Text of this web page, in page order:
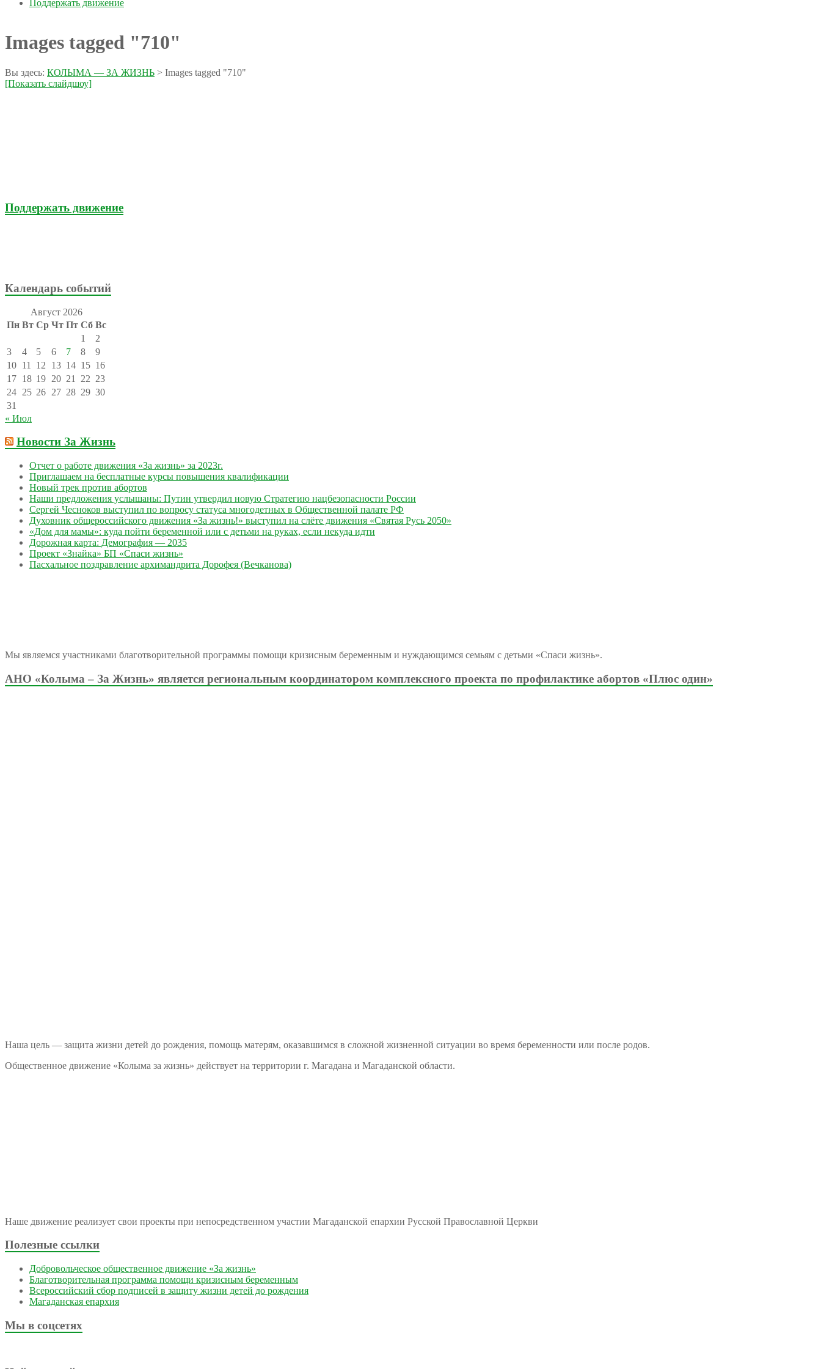
Поддержать движение
Images tagged "710"
Вы здесь: КОЛЫМА — ЗА ЖИЗНЬ > Images tagged "710"
[Показать слайдшоу]
Поддержать движение
Календарь событий
Август 2026
Пн Вт Ср Чт Пт Сб Вс
1
2
3
4 5 6 7 8
9
10 11 12 13 14 15 16
17 18 19 20 21 22 23
24 25 26 27 28 29 30
31
« Июл
Новости За Жизнь
Отчет о работе движения «За жизнь» за 2023г.
Приглашаем на бесплатные курсы повышения квалификации
Новый трек против абортов
Наши предложения услышаны: Путин утвердил новую Стратегию нацбезопасности России
Сергей Чесноков выступил по вопросу статуса многодетных в Общественной палате РФ
Духовник общероссийского движения «За жизнь!» выступил на слёте движения «Святая Русь 2050»
«Дом для мамы»: куда пойти беременной или с детьми на руках, если некуда идти
Дорожная карта: Демография — 2035
Проект «Знайка» БП «Спаси жизнь»
Пасхальное поздравление архимандрита Дорофея (Вечканова)
Мы являемся участниками благотворительной программы помощи кризисным беременным и нуждающимся семьям с детьми «Спаси жизнь».
АНО «Колыма – За Жизнь» является региональным координатором комплексного проекта по профилактике абортов «Плюс один»
Наша цель — защита жизни детей до рождения, помощь матерям, оказавшимся в сложной жизненной ситуации во время беременности или после родов.
Общественное движение «Колыма за жизнь» действует на территории г. Магадана и Магаданской области.
Наше движение реализует свои проекты при непосредственном участии Магаданской епархии Русской Православной Церкви
Полезные ссылки
Добровольческое общественное движение «За жизнь»
Благотворительная программа помощи кризисным беременным
Всероссийский сбор подписей в защиту жизни детей до рождения
Магаданская епархия
Мы в соцсетях